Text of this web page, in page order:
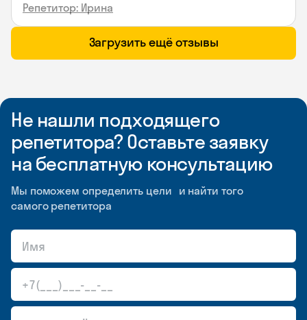
Репетитор: Ирина
Загрузить ещё отзывы
Не нашли подходящего
репетитора? Оставьте заявку
на бесплатную консультацию
Мы поможем определить цели и найти того
самого репетитора